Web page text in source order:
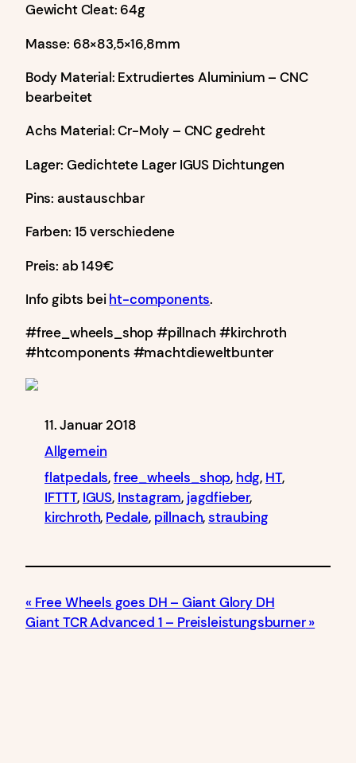
Gewicht Cleat: 64g
Masse: 68×83,5×16,8mm
Body Material: Extrudiertes Aluminium – CNC
bearbeitet
Achs Material: Cr-Moly – CNC gedreht
Lager: Gedichtete Lager IGUS Dichtungen
Pins: austauschbar
Farben: 15 verschiedene
Preis: ab 149€
Info gibts beiht-components.
#free_wheels_shop #pillnach #kirchroth
#htcomponents #machtdieweltbunter
11. Januar 2018
Allgemein
flatpedals, free_wheels_shop, hdg, HT,
IFTTT, IGUS, Instagram, jagdfieber,
kirchroth, Pedale, pillnach, straubing
Free Wheels goes DH – Giant Glory DH
Giant TCR Advanced 1 – Preisleistungsburner